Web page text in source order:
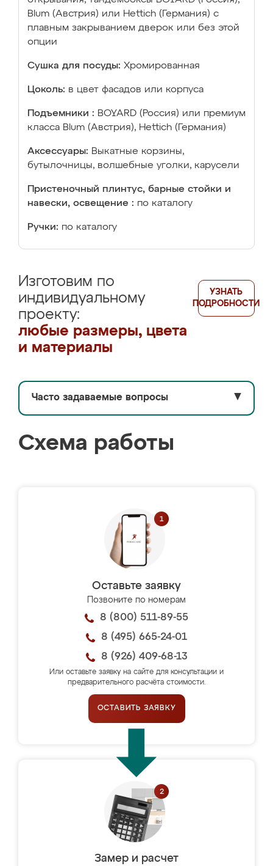
Blum (Австрия) или Hettich (Германия) с
плавным закрыванием дверок или без этой
опции
Сушка для посуды: Хромированная
Цоколь: в цвет фасадов или корпуса
Подъемники : BOYARD (Россия) или премиум
класса Blum (Австрия), Hettich (Германия)
Аксессуары: Выкатные корзины,
бутылочницы, волшебные уголки, карусели
Пристеночный плинтус, барные стойки и
навески, освещение : по каталогу
Ручки: по каталогу
Изготовим по
индивидуальному
проекту:
любые размеры, цвета
и материалы
УЗНАТЬ
ПОДРОБНОСТИ
Часто задаваемые вопросы ▼
Схема работы
Оставьте заявку
Позвоните по номерам
8 (800) 511-89-55
8 (495) 665-24-01
8 (926) 409-68-13
Или оставьте заявку на сайте для консультации и
предварительного расчёта стоимости.
ОСТАВИТЬ ЗАЯВКУ
Замер и расчет